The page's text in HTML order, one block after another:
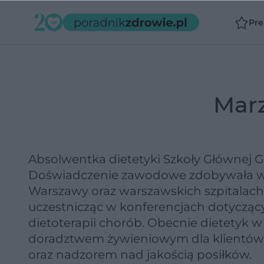
Absolwentka dietetyki Szkoły Głównej
Doświadczenie zawodowe zdobywała
Warszawy oraz warszawskich
uczestnicząc w konferencjach
dietoterapii chorób. Obecnie dietetyk
doradztwem żywieniowym dla
oraz nadzorem nad jakością posiłków.